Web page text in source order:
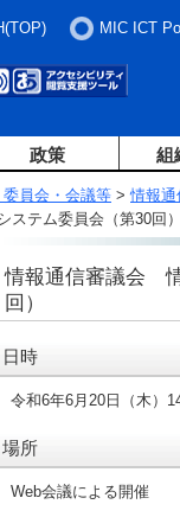
MIC ICT
政策 組
員会・会議等 >情報通
テム委員会（第30回）
情報通信審議会
回）
日時
令和6年6月20日（木）
場所
Web会議による開催